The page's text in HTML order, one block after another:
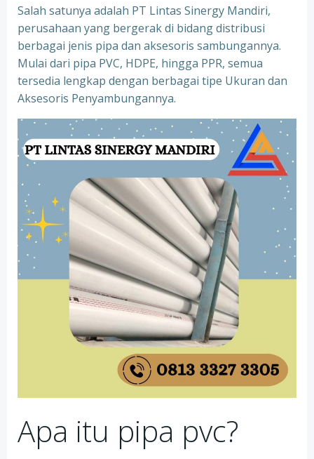
Salah satunya adalah PT Lintas Sinergy Mandiri,
perusahaan yang bergerak di bidang distribusi
berbagai jenis pipa dan aksesoris sambungannya.
Mulai dari pipa PVC, HDPE, hingga PPR, semua
tersedia lengkap dengan berbagai tipe Ukuran dan
Aksesoris Penyambungannya.
Apa itu pipa pvc?